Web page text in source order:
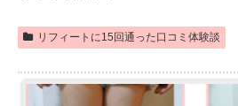
リフィートに15回通った口コミ体験談